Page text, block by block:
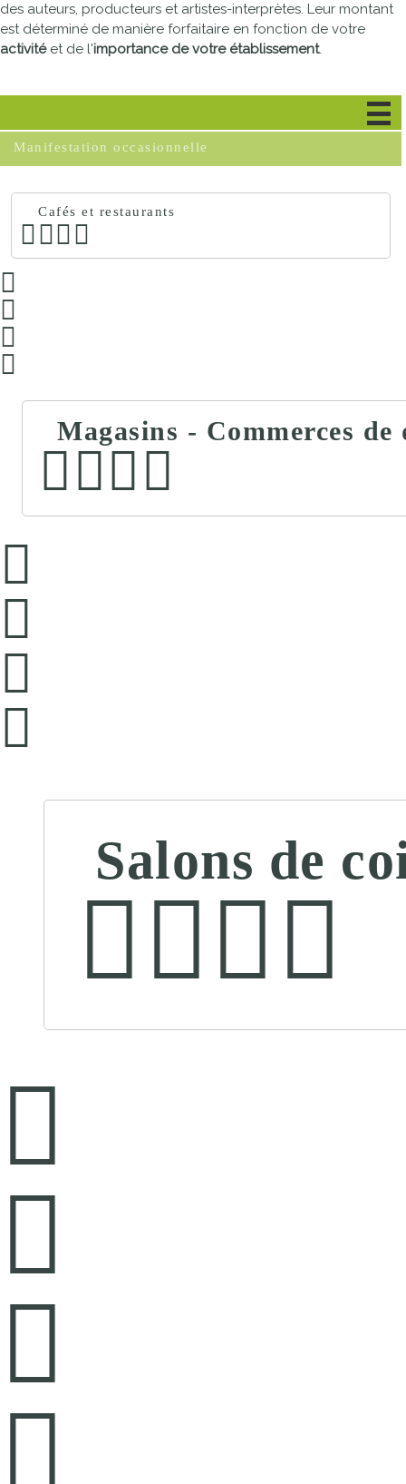
des auteurs, producteurs et artistes-interprètes. Leur montant
est déterminé de manière forfaitaire en fonction de votre
activitéet de l'importance de votre établissement.
Manifestation occasionnelle
Cafés et restaurants
Magasins - Commerces de
Salons de